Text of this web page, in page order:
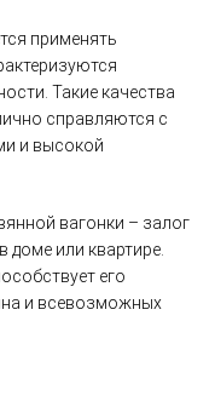
применять
Такие качества
справляются с
и высокой
вагонки – залог
доме или квартире.
его
и всевозможных